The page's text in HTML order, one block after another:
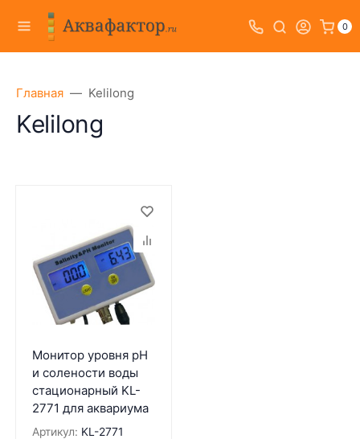
0
Главная Kelilong
Kelilong
Монитор уровня pH
и солености воды
стационарный KL-
2771 для аквариума
Артикул: KL-2771